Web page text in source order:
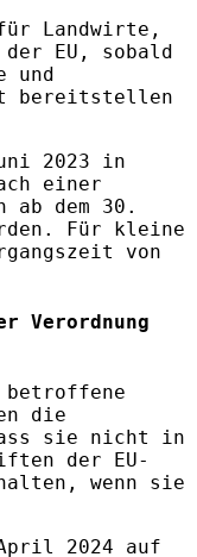
Landwirte,
EU, sobald
und
bereitstellen
2023 in
einer
ab dem 30.
Für kleine
von
Verordnung
betroffene
die
sie nicht in
der EU-
wenn sie
2024 auf